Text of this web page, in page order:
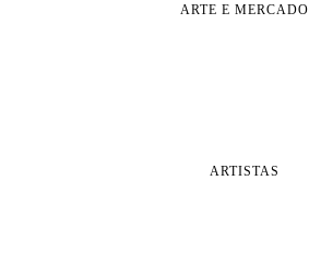
ARTE E MERCADO
ARTISTAS